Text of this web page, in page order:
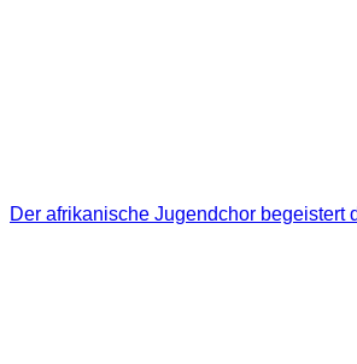
Der afrikanische Jugendchor begeistert